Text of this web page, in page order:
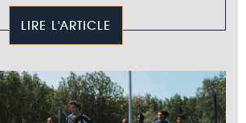
LIRE L'ARTICLE